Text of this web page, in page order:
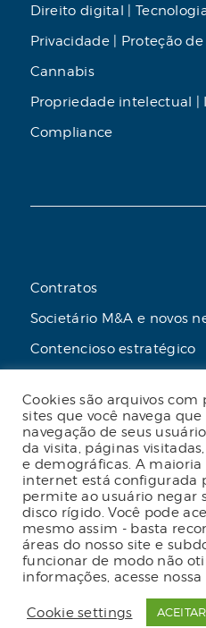
Direito digital |
Privacidade | Proteção
Cannabis
Propriedade intelectual |
Compliance
Contratos
Societário M&A e novos
Contencioso estratégico
Advogado online
Planos de assessoria
2023 Malgueiro
Termos e condições
de privacidade|
Política de
Política de gestão
de negócios
|
Cookies são arquivos com
sites que você navega
navegação de seus
da visita, páginas
e demográficas. A maioria
internet está configurada
permite ao usuário negar
disco rígido. Você pode
mesmo assim - basta
áreas do nosso site e
funcionar de modo não
informações, acesse nossa
Cookie settings ACEITAR